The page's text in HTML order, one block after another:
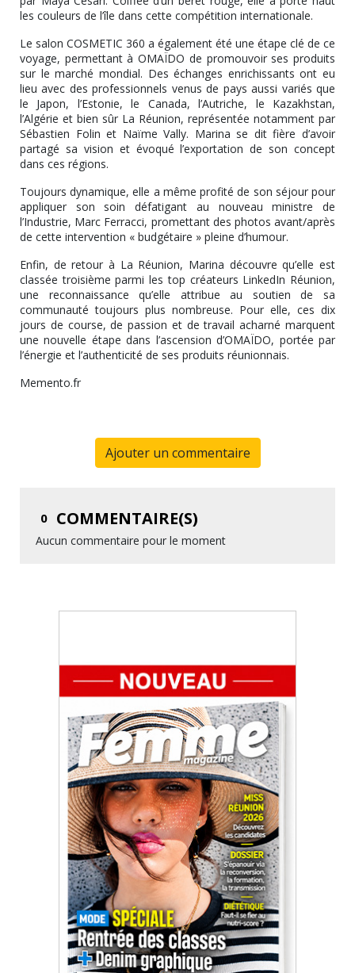
les couleurs de l’île dans cette compétition internationale.
Le salon COSMETIC 360 a également été une étape clé de ce
voyage, permettant à OMAÏDO de promouvoir ses produits
sur le marché mondial. Des échanges enrichissants ont eu
lieu avec des professionnels venus de pays aussi variés que
le Japon, l’Estonie, le Canada, l’Autriche, le Kazakhstan,
l’Algérie et bien sûr La Réunion, représentée notamment par
Sébastien Folin et Naïme Vally. Marina se dit fière d’avoir
partagé sa vision et évoqué l’exportation de son concept
dans ces régions.
Toujours dynamique, elle a même profité de son séjour pour
appliquer son soin défatigant au nouveau ministre de
l’Industrie, Marc Ferracci, promettant des photos avant/après
de cette intervention « budgétaire » pleine d’humour.
Enfin, de retour à La Réunion, Marina découvre qu’elle est
classée troisième parmi les top créateurs LinkedIn Réunion,
une reconnaissance qu’elle attribue au soutien de sa
communauté toujours plus nombreuse. Pour elle, ces dix
jours de course, de passion et de travail acharné marquent
une nouvelle étape dans l’ascension d’OMAÏDO, portée par
l’énergie et l’authenticité de ses produits réunionnais.
Memento.fr
Ajouter un commentaire
0 COMMENTAIRE(S)
Aucun commentaire pour le moment